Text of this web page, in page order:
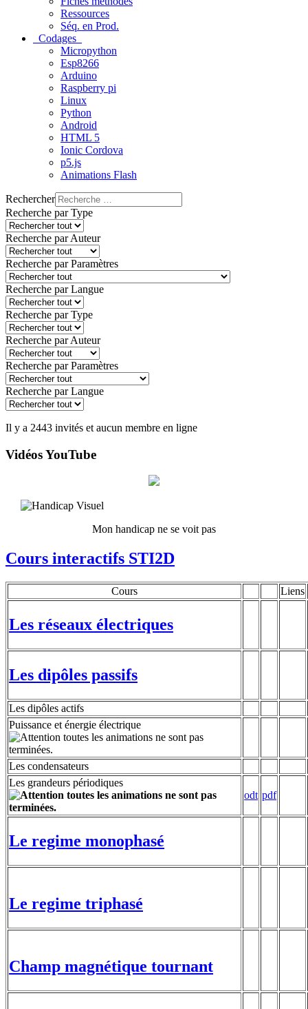
Ressources
Séq. en Prod.
Codages
Micropython
Esp8266
Arduino
Raspberry pi
Linux
Python
Android
HTML 5
Ionic Cordova
p5.js
Animations Flash
Rechercher
Recherche par Type
Recherche par Auteur
Recherche par Paramètres
Recherche par Langue
Recherche par Type
Recherche par Auteur
Recherche par Paramètres
Recherche par Langue
Il y a 2443 invités et aucun membre en ligne
Vidéos YouTube
Mon handicap ne se voit pas
Cours interactifs STI2D
Cours Liens
Les réseaux électriques
Les dipôles passifs
Les dipôles actifs
Puissance et énergie électrique
Les condensateurs
Les grandeurs périodiques
odt pdf
Le regime monophasé
Le regime triphasé
Champ magnétique tournant